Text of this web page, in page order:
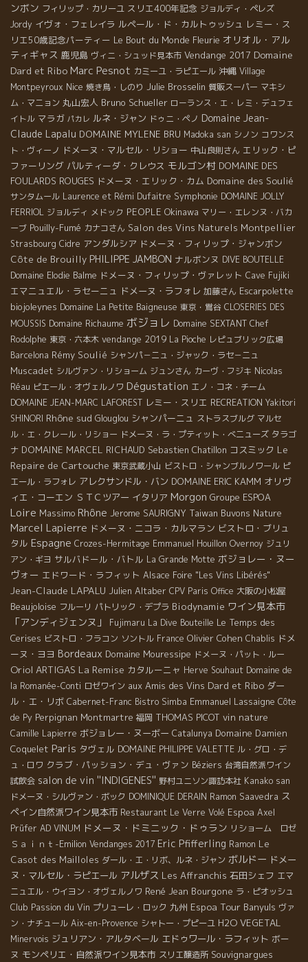
ンボン フィリップ・カリーユ スリエ400年記念 ジョルディ・ペレズ
Jordy イヴォ・フェレイラ ルペール・ド・カルトゥッシュ レミー・ス
リエ50歳記念パーティー Le Bout du Monde Fleurie オリオル・アル
ティギャス 鹿児島 ヴィニ・シュッド見本市 Vendange 2017 Domaine
Dard et Ribo Marc Pesnot カミーユ・ラピエール 沖縄 Village
Montpeyroux Nice 焼き鳥・しのり Julie Brosselin 質販スーパー マキシ
ム・マニョン 丸山宏人 Bruno Schueller ローランス・エ・レミ・デュフェ
イトル マラガ パカレ ルネ・ジャン ドゥニ・ペノ Domaine Jean-
Claude Lapalu DOMAINE MYLENE BRU Madoka san シノン コワンス
ト・ヴィーノ ドメーヌ・マルセル・リショー 中山良則さん エリック・ピ
ファーリング パルティーダ・クレウス モルゴン村 DOMAINE DES
FOULARDS ROUGES ドメーヌ・エリック・カム Domaine des Soulié
サンタムール Laurence et Rémi Dufaitre Symphonie DOMAINE JOLLY
FERRIOL ジョルディ メドック PEOPLE Okinawa マリー・エレンヌ・バカ
ーブ Pouilly-Fumé カナコさん Salon des Vins Naturels Montpellier
Strasbourg Cidre アンダルシア ドメーヌ・フィリップ・ジャンボン
Côte de Brouilly PHILIPPE JAMBON ナルボンヌ DIVE BOUTELLE
Domaine Elodie Balme ドメーヌ・フィリップ・ヴァレット Cave Fujiki
エマニュエル・ラセーニュ ドメーヌ・ラフォレ 加藤さん Escarpolette
biojoleynes Domaine La Petite Baigneuse 東京・鴬谷 CLOSERIES DES
MOUSSIS Domaine Richaume ボジョレ Domaine SEXTANT Chef
Rodolphe 東京・六本木 vendange 2019 La Pioche レピュブリック広場
Barcelona Rémy Soulié シャンパ－ニュ・ジャック・ラセ－ニュ
Muscadet シルヴァン・リショーム ジュンさん カーヴ・フジキ Nicolas
Réau ピエール・オヴェルノワ Dégustation エノ・コネ・チーム
DOMAINE JEAN-MARC LAFOREST レミー・スリエ RECREATION Yakitori
SHINORI Rhône sud Glouglou シャンパーニュ ストラスブルグ マルセ
ル・エ・クレール・リショー ドメーヌ・ラ・プティット・べニューズ タラゴ
ナ DOMAINE MARCEL RICHAUD Sebastien Chatillon コスミック Le
Repaire de Cartouche 東京武蔵小山 ビストロ・シャンブルノワール ピ
エール・ラフォレ アレクサンドル・バン DOMAINE ERIC KAMM オリヴ
ィエ・コーエン ＳＴＣツアー イタリア Morgon Groupe ESPOA
Loire Massimo Rhône Jerome SAURIGNY Taiwan Buvons Nature
Marcel Lapierre ドメーヌ・ニコラ・カルマラン ビストロ・ブリュ
タル Espagne Crozes-Hermitage Emmanuel Houillon Overnoy ジュリ
アン・ギヨ サルバドール・バトル La Grande Motte ボジョレー・ヌー
ヴォー エドワード・ラフィット Alsace Foire "Les Vins Libérés"
Jean-Claude LAPALU Julien Altaber CPV Paris Office 大阪の小松屋
Beaujoloise フルーリ パトリック・デプラ Biodynamie ワイン見本市
「アンディジェンヌ」
Fujimaru La Dive Bouteille Le Temps des
Cerises ビストロ・フラコン ソントル France Olivier Cohen Chablis ドメ
ーヌ・ヨヨ Bordeaux Domaine Mouressipe ドメーヌ・パット・ルー
Oriol ARTIGAS La Remise カタルーニャ Herve Souhaut Domaine de
la Romanée-Conti ロゼワイン aux Amis des Vins Dard et Ribo ダー
ル・エ・リボ Cabernet-Franc Bistro Simba Emmanuel Lassaigne Côte
de Py Perpignan Montmartre 福岡 THOMAS PICOT vin nature
Camille Lapierre ボジョレー・ヌーボー Catalunya Domaine Damien
Coquelet Paris タヴェル DOMAINE PHILIPPE VALETTE ル・グロ・デ
ュ・ロワ クラブ・パッション・デュ・ヴァン Béziers 台湾自然派ワイン
試飲会 salon de vin ''INDIGENES'' 野村ユニソン諏訪本社 Kanako san
ドメーヌ・シルヴァン・ボック DOMINIQUE DERAIN Ramon Saavedra ス
ペイン自然派ワイン見本市 Restaurant Le Verre Volé Espoa Axel
Prüfer AD VINUM ドメーヌ・ドミニック・ドゥラン リショーム ロゼ
Ｓａｉｎｔ-Emilion Vendanges 2017 Eric Pfifferling Ramon Le
Casot des Mailloles ダール・エ・リボ、ルネ・ジャン ボルドー ドメー
ヌ・マルセル・ラピエール アルザス Les Affranchis 石田シェフ エマ
ニュエル・ウイヨン・オヴェルノワ René Jean Bourgone ラ・ピオッシュ
Club Passion du Vin プリューレ・ロック 九州 Espoa Tour Banyuls ヴァ
ン・ナチュール Aix-en-Provence シャトー・プピーユ H2O VEGETAL
Minervois ジュリアン・アルタベール エドゥワール・ラフィット ボー
ヌ モンペリエ・自然派ワイン見本市 スリエ醸造所 Souvignargues